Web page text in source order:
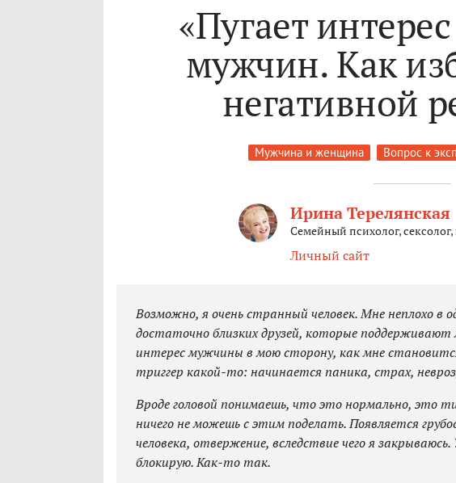
«Пугает
мужчин. Как
негативной
Мужчина и женщина Вопрос к
Ирина Терелянская
Семейный психолог,
Личный сайт
Возможно, я очень странный человек. Мне неплохо в
достаточно близких друзей, которые
интерес мужчины в мою сторону, как мне
триггер какой-то: начинается паника, страх,
Вроде головой понимаешь, что это нормально, это
ничего не можешь с этим поделать. Появляется
человека, отвержение, вследствие чего я
блокирую. Как-то так.